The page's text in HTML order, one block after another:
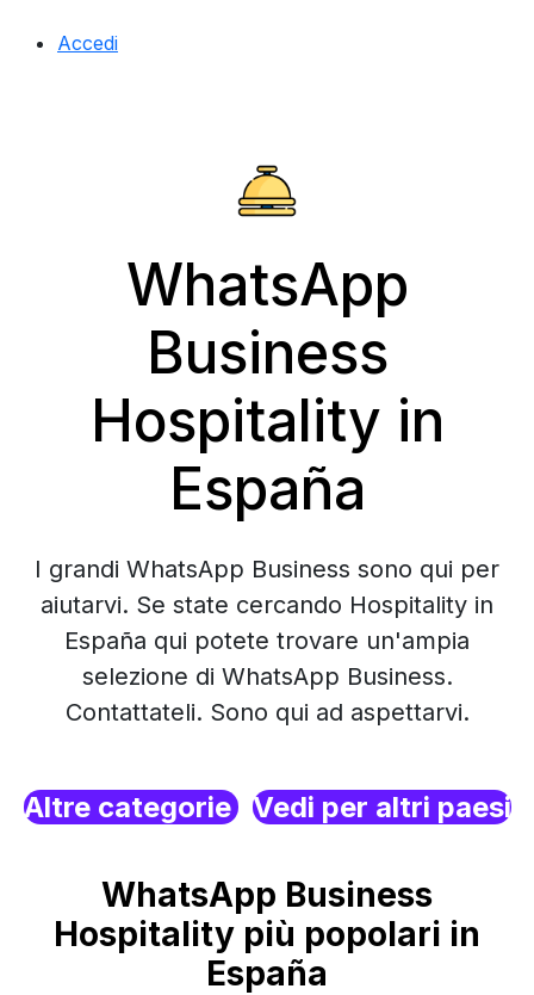
Accedi
WhatsApp
Business
Hospitality in
España
I grandi WhatsApp Business sono qui per
aiutarvi. Se state cercando Hospitality in
España qui potete trovare un'ampia
selezione di WhatsApp Business.
Contattateli. Sono qui ad aspettarvi.
Altre categorie Vedi per altri paesi
WhatsApp Business
Hospitality più popolari in
España